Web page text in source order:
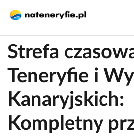
Strefa
Teneryfie i
Kanaryjskich:
Kompletny